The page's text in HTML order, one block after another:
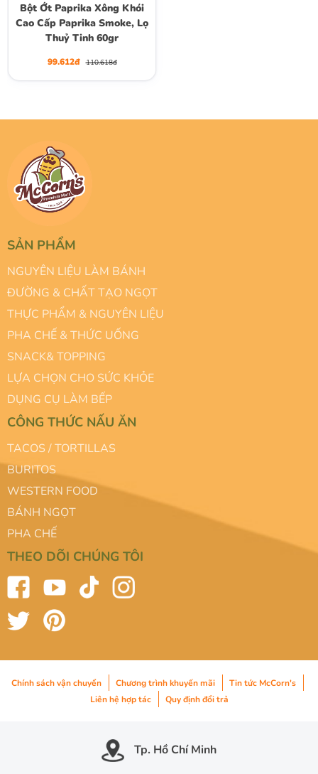
Bột Ớt Paprika Xông Khói
Cao Cấp Paprika Smoke, Lọ
Thuỷ Tinh 60gr
99.612đ 110.618đ
SẢN PHẨM
NGUYÊN LIỆU LÀM BÁNH
ĐƯỜNG & CHẤT TẠO NGỌT
THỰC PHẨM & NGUYÊN LIỆU
PHA CHẾ & THỨC UỐNG
SNACK& TOPPING
LỰA CHỌN CHO SỨC KHỎE
DỤNG CỤ LÀM BẾP
CÔNG THỨC NẤU ĂN
TACOS / TORTILLAS
BURITOS
WESTERN FOOD
BÁNH NGỌT
PHA CHẾ
THEO DÕI CHÚNG TÔI
Chính sách vận chuyển Chương trình khuyến mãi
Tin tức McCorn's
Liên hệ hợp tác
Quy định đổi trả
Tp. Hồ Chí Minh